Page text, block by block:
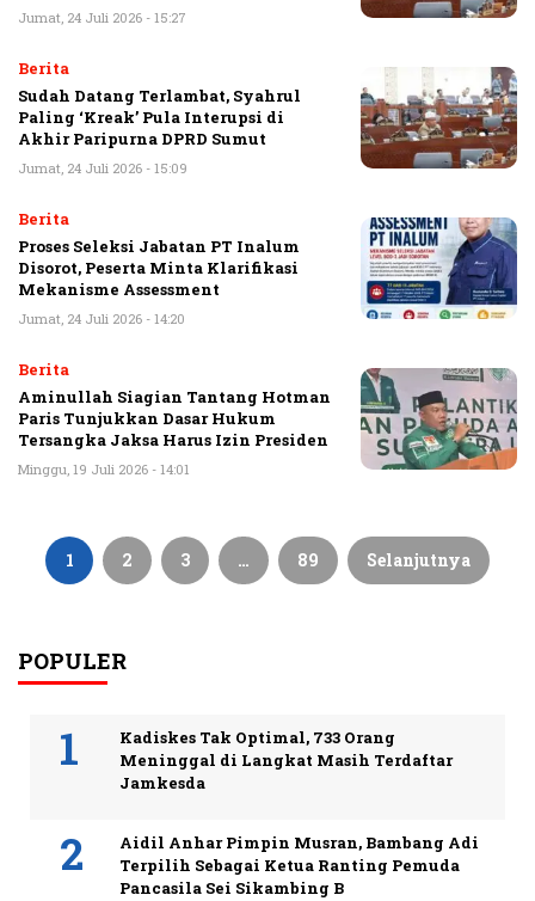
Jumat, 24 Juli 2026 - 15:27
Berita
Sudah Datang Terlambat, Syahrul
Paling ‘Kreak’ Pula Interupsi di
Akhir Paripurna DPRD Sumut
Jumat, 24 Juli 2026 - 15:09
Berita
Proses Seleksi Jabatan PT Inalum
Disorot, Peserta Minta Klarifikasi
Mekanisme Assessment
Jumat, 24 Juli 2026 - 14:20
Berita
Aminullah Siagian Tantang Hotman
Paris Tunjukkan Dasar Hukum
Tersangka Jaksa Harus Izin Presiden
Minggu, 19 Juli 2026 - 14:01
Paginasi
pos
1 2 3 … 89 Selanjutnya
POPULER
Kadiskes Tak Optimal, 733 Orang
Meninggal di Langkat Masih Terdaftar
Jamkesda
Aidil Anhar Pimpin Musran, Bambang Adi
Terpilih Sebagai Ketua Ranting Pemuda
Pancasila Sei Sikambing B